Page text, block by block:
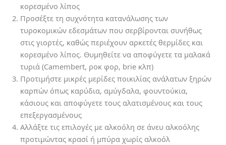
κορεσμένο λίπος
Προσέξτε τη συχνότητα κατανάλωσης των
τυροκομικών εδεσμάτων που σερβίρονται συνήθως
στις γιορτές, καθώς περιέχουν αρκετές θερμίδες και
κορεσμένο λίπος. Θυμηθείτε να αποφύγετε τα μαλακά
τυριά (Camembert, ροκ φορ, brie κλπ)
Προτιμήστε μικρές μερίδες ποικιλίας ανάλατων ξηρών
καρπών όπως καρύδια, αμύγδαλα, φουντούκια,
κάσιους και αποφύγετε τους αλατισμένους και τους
επεξεργασμένους
Αλλάξτε τις επιλογές με αλκοόλη σε άνευ αλκοόλης
προτιμώντας κρασί ή μπύρα χωρίς αλκοόλ